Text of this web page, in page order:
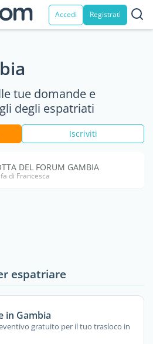
Accedi Registrati
tue domande e
degli espatriati
Iscriviti
DEL FORUM GAMBIA
di Francesca
espatriare
in Gambia
gratuito per il tuo trasloco in